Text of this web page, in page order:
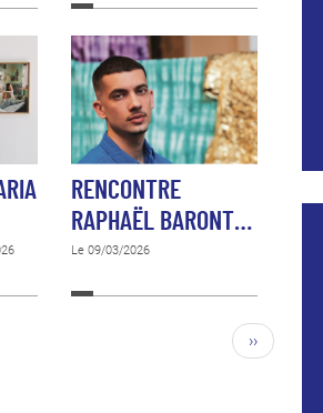
RENCONTRE
RAPHAËL BARONT…
Le 09/03/2026
››